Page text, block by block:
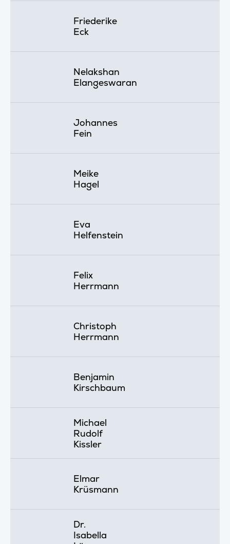
Friederike
Eck
Nelakshan
Elangeswaran
Johannes
Fein
Meike
Hagel
Eva
Helfenstein
Felix
Herrmann
Christoph
Herrmann
Benjamin
Kirschbaum
Michael
Rudolf
Kissler
Elmar
Krüsmann
Dr.
Isabella